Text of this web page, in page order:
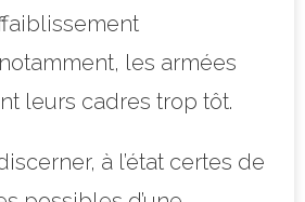
les armées
leurs cadres trop tôt.
à l’état certes de